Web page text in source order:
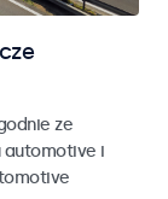
ze
automotive i